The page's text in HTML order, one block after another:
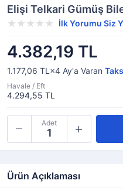
Elişi Telkari Gümüş
İlk Yorumu Siz
4.382,19 TL
1.177,06 TL×4 Ay'a Varan
Havale / Eft
4.294,55 TL
Adet
Ürün Açıklaması